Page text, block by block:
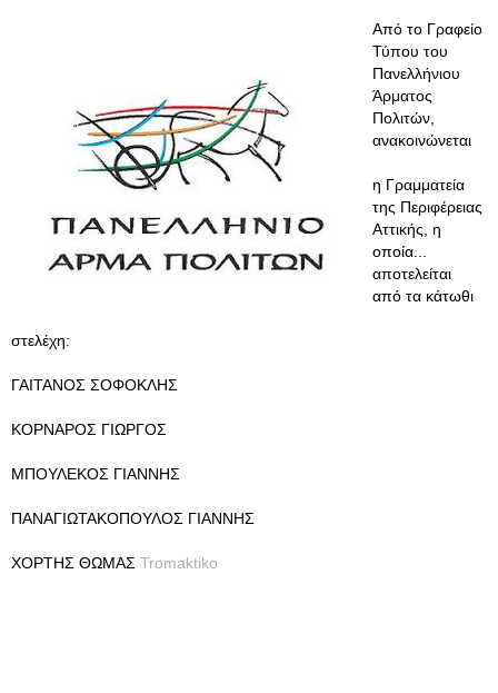
Από το Γραφείο
Τύπου του
Πανελλήνιου
Άρματος
Πολιτών,
ανακοινώνεται
η Γραμματεία
της Περιφέρειας
Αττικής, η
οποία...
αποτελείται
από τα κάτωθι
στελέχη:
ΓΑΙΤΑΝΟΣ ΣΟΦΟΚΛΗΣ
ΚΟΡΝΑΡΟΣ ΓΙΩΡΓΟΣ
ΜΠΟΥΛΕΚΟΣ ΓΙΑΝΝΗΣ
ΠΑΝΑΓΙΩΤΑΚΟΠΟΥΛΟΣ ΓΙΑΝΝΗΣ
ΧΟΡΤΗΣ ΘΩΜΑΣ Tromaktiko